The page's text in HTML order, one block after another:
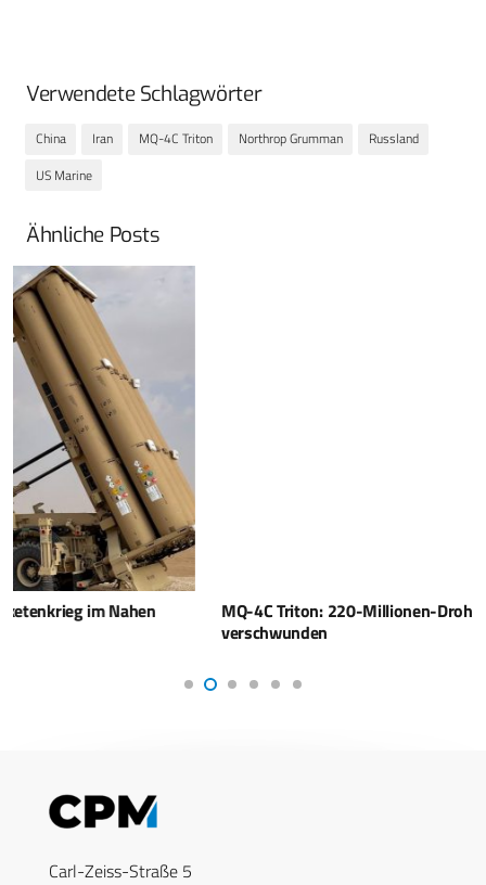
Verwendete Schlagwörter
China Iran MQ-4C Triton Northrop Grumman
Russland
US Marine
Ähnliche Posts
MQ-4C Triton: 220-Millionen-Drohne spurlos
Carl-Zeiss-Straße 5